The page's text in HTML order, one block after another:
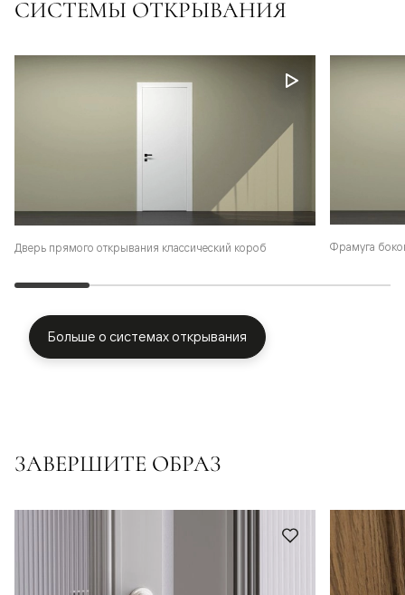
СИСТЕМЫ ОТКРЫВАНИЯ
Дверь прямого открывания классический короб Фрамуга
Больше о системах открывания
ЗАВЕРШИТЕ ОБРАЗ